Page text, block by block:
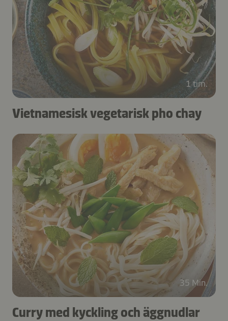
1 tim.
Vietnamesisk vegetarisk pho chay
35 Min.
Curry med kyckling och äggnudlar